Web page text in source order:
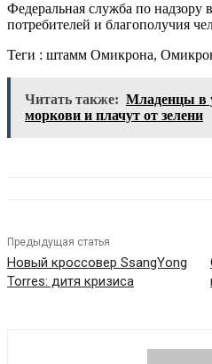
Федеральная служба по надзору
потребителей и благополучия
Теги : штамм Омикрона,
Читать также: Младенцы в
моркови и плачут от зелени
Предыдущая статья
Новый кроссовер SsangYong
Torres: дитя кризиса